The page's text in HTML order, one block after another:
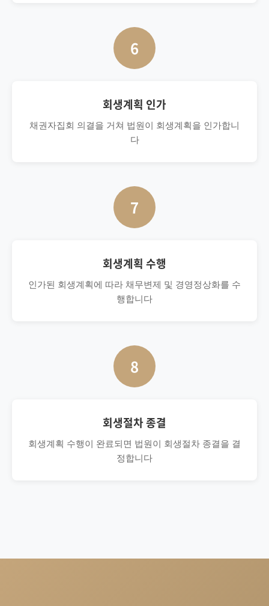
6
회생계획 인가
채권자집회 의결을 거쳐 법원이 회생계획을 인가합니
다
7
회생계획 수행
인가된 회생계획에 따라 채무변제 및 경영정상화를 수
행합니다
8
회생절차 종결
회생계획 수행이 완료되면 법원이 회생절차 종결을 결
정합니다